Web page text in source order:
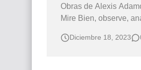
Obras de Alexis
Mire Bien, observe,
de paisajes y no fotografías!
Diciembre 18, 2023